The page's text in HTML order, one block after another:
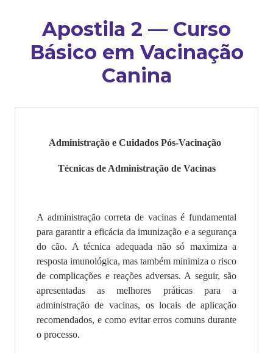
Apostila 2 — Curso
Básico em Vacinação
Canina
Administração e Cuidados Pós-Vacinação
Técnicas de Administração de Vacinas
A administração correta de vacinas é fundamental
para garantir a eficácia da imunização e a segurança
do cão. A técnica adequada não só maximiza a
resposta imunológica, mas também minimiza o risco
de complicações e reações adversas. A seguir, são
apresentadas as melhores práticas para a
administração de vacinas, os locais de aplicação
recomendados, e como evitar erros comuns durante
o processo.